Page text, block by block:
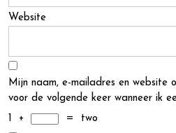
Website
Mijn naam, e-mailadres en website
voor de volgende keer wanneer ik
1
+ = two